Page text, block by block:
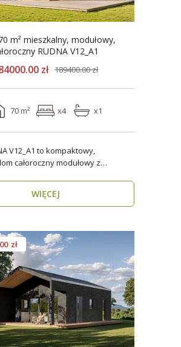
m² mieszkalny, modułowy,
RUDNA V12_A1
zł 189400.00 zł
70 m² x4 x1
V12_A1 to kompaktowy,
całoroczny modułowy z
WIĘCEJ
zł